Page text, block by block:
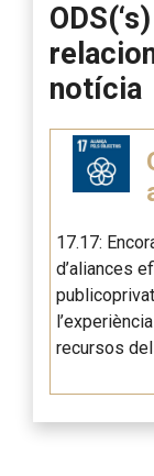
notícia
17.17:
d’aliances
recursos